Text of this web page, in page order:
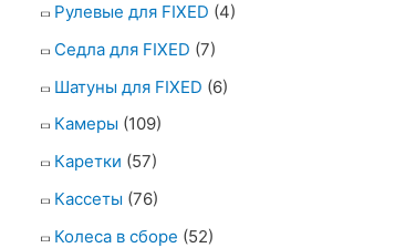
Рулевые для FIXED (4)
Седла для FIXED (7)
Шатуны для FIXED (6)
Камеры (109)
Каретки (57)
Кассеты (76)
Колеса в сборе (52)